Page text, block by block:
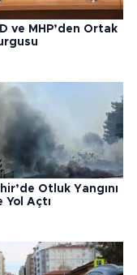
ve MHP’den Ortak
Otluk Yangını
Yol Açtı